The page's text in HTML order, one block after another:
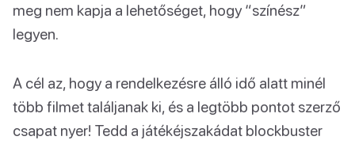
meg nem kapja a lehetőséget, hogy “színész”
legyen.
A cél az, hogy a rendelkezésre álló idő alatt minél
több filmet találjanak ki, és a legtöbb pontot szerző
csapat nyer! Tedd a játékéjszakádat blockbuster